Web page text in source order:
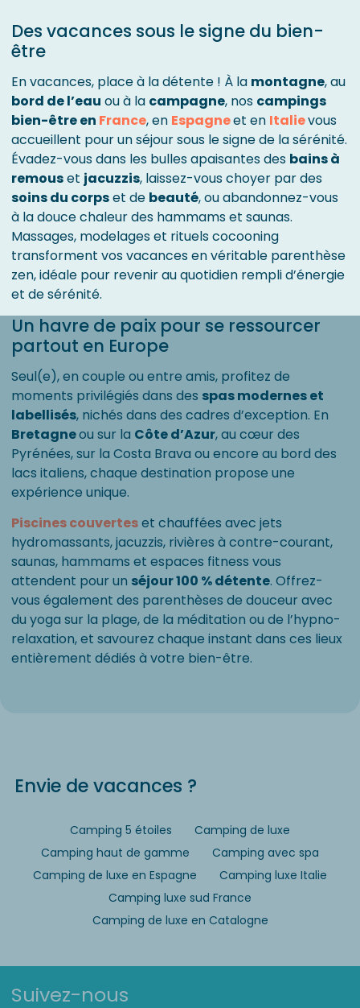
Des vacances sous le signe du bien-
être
En vacances, place à la détente ! À la montagne, au
bord de l’eau ou à la campagne, nos campings
bien-être en France, en Espagneet en Italievous
accueillent pour un séjour sous le signe de la sérénité.
Évadez-vous dans les bulles apaisantes des bains à
remouset jacuzzis, laissez-vous choyer par des
soins du corpset de beauté, ou abandonnez-vous
à la douce chaleur des hammams et saunas.
Massages, modelages et rituels cocooning
transforment vos vacances en véritable parenthèse
zen, idéale pour revenir au quotidien rempli d’énergie
et de sérénité.
Un havre de paix pour se ressourcer
partout en Europe
Seul(e), en couple ou entre amis, profitez de
moments privilégiés dans des spas modernes et
labellisés, nichés dans des cadres d’exception. En
Bretagneou sur la Côte d’Azur, au cœur des
Pyrénées, sur la Costa Brava ou encore au bord des
lacs italiens, chaque destination propose une
expérience unique.
Piscines couverteset chauffées avec jets
hydromassants, jacuzzis, rivières à contre-courant,
saunas, hammams et espaces fitness vous
attendent pour un séjour 100 % détente. Offrez-
vous également des parenthèses de douceur avec
du yoga sur la plage, de la méditation ou de l’hypno-
relaxation, et savourez chaque instant dans ces lieux
entièrement dédiés à votre bien-être.
Envie de vacances ?
Camping 5 étoiles
Camping de luxe
Camping haut de gamme
Camping avec spa
Camping de luxe en Espagne
Camping luxe Italie
Camping luxe sud France
Camping de luxe en Catalogne
Suivez-nous